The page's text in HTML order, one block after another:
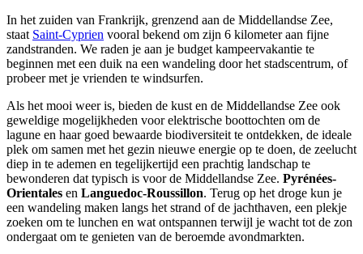
In het zuiden van Frankrijk, grenzend aan de Middellandse Zee,
staat Saint-Cyprien vooral bekend om zijn 6 kilometer aan fijne
zandstranden. We raden je aan je budget kampeervakantie te
beginnen met een duik na een wandeling door het stadscentrum, of
probeer met je vrienden te windsurfen.
Als het mooi weer is, bieden de kust en de Middellandse Zee ook
geweldige mogelijkheden voor elektrische boottochten om de
lagune en haar goed bewaarde biodiversiteit te ontdekken, de ideale
plek om samen met het gezin nieuwe energie op te doen, de zeelucht
diep in te ademen en tegelijkertijd een prachtig landschap te
bewonderen dat typisch is voor de Middellandse Zee. Pyrénées-
Orientales en Languedoc-Roussillon. Terug op het droge kun je
een wandeling maken langs het strand of de jachthaven, een plekje
zoeken om te lunchen en wat ontspannen terwijl je wacht tot de zon
ondergaat om te genieten van de beroemde avondmarkten.